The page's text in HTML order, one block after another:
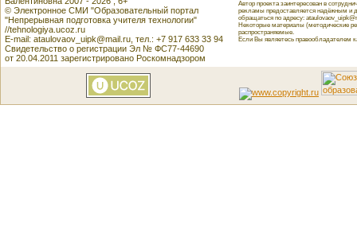
© Электронное СМИ "Образовательный портал
"Непрерывная подготовка учителя технологии"
//tehnologiya.ucoz.ru
E-mail: ataulovaov_uipk@mail.ru, тел.: +7 917 633 33 94
Свидетельство о регистрации Эл № ФС77-44690
от 20.04.2011 зарегистрировано Роскомнадзором
Автор проекта заинтересован в
рекламы предоставляется надёжным и
обращаться по адресу:
Некоторые материалы (методические
распространяемые.
Если Вы являетесь правообладателем